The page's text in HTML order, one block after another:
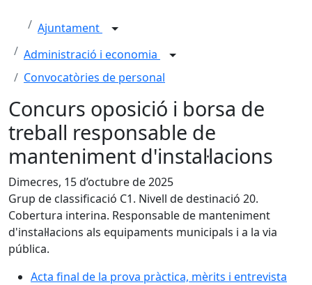
Ajuntament
Administració i economia
Convocatòries de personal
Concurs oposició i borsa de
treball responsable de
manteniment d'instal·lacions
Dimecres, 15 d’octubre de 2025
Grup de classificació C1. Nivell de destinació 20.
Cobertura interina. Responsable de manteniment
d'instal·lacions als equipaments municipals i a la via
pública.
Acta final de la prova pràctica, mèrits i entrevista